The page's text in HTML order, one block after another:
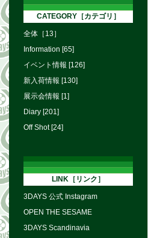
CATEGORY［カテゴリ］
全体［13］
Information [65]
イベント情報 [126]
新入荷情報 [130]
展示会情報 [1]
Diary [201]
Off Shot [24]
LINK［リンク］
3DAYS 公式 Instagram
OPEN THE SESAME
3DAYS Scandinavia